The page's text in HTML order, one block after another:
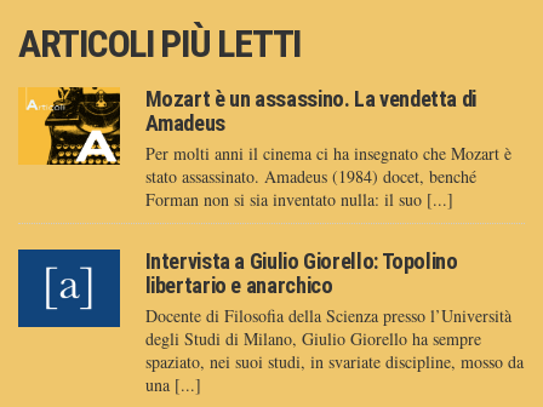
ARTICOLI PIÙ LETTI
Mozart è un assassino. La vendetta di
Amadeus
Per molti anni il cinema ci ha insegnato che Mozart è
stato assassinato. Amadeus (1984) docet, benché
Forman non si sia inventato nulla: il suo [...]
Intervista a Giulio Giorello: Topolino
libertario e anarchico
Docente di Filosofia della Scienza presso l’Università
degli Studi di Milano, Giulio Giorello ha sempre
spaziato, nei suoi studi, in svariate discipline, mosso da
una [...]